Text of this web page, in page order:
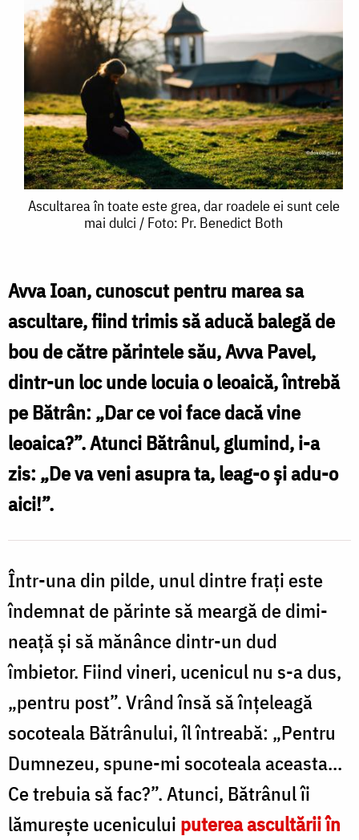
Ascultarea
este
grea,
dar
roadele
ei
cele
mai
dulci
/
Benedict
Both
Ascultarea în toate este grea, dar roadele ei sunt cele
mai dulci / Foto: Pr. Benedict Both
Avva Ioan, cunoscut pentru marea sa
ascul­tare, fiind trimis să aducă balegă de
bou de către părintele său, Avva Pavel,
dintr-un loc unde locuia o leoaică, întrebă
pe Bătrân: „Dar ce voi face dacă vine
leoaica?”. Atunci Bătrânul, glumind, i-a
zis: „De va veni asupra ta, leag-o și adu-o
aici!”.
Într-una din pilde, unul dintre frați este
îndemnat de părinte să meargă de dimi­
neață și să mănânce dintr-un dud
îmbietor. Fiind vineri, ucenicul nu s-a dus,
„pentru post”. Vrând însă să înțeleagă
socoteala Bă­trânului, îl întreabă: „Pentru
Dumnezeu, spune-mi socoteala aceasta...
Ce trebuia să fac?”. Atunci, Bătrânul îi
lămurește uceni­cului puterea ascultării în